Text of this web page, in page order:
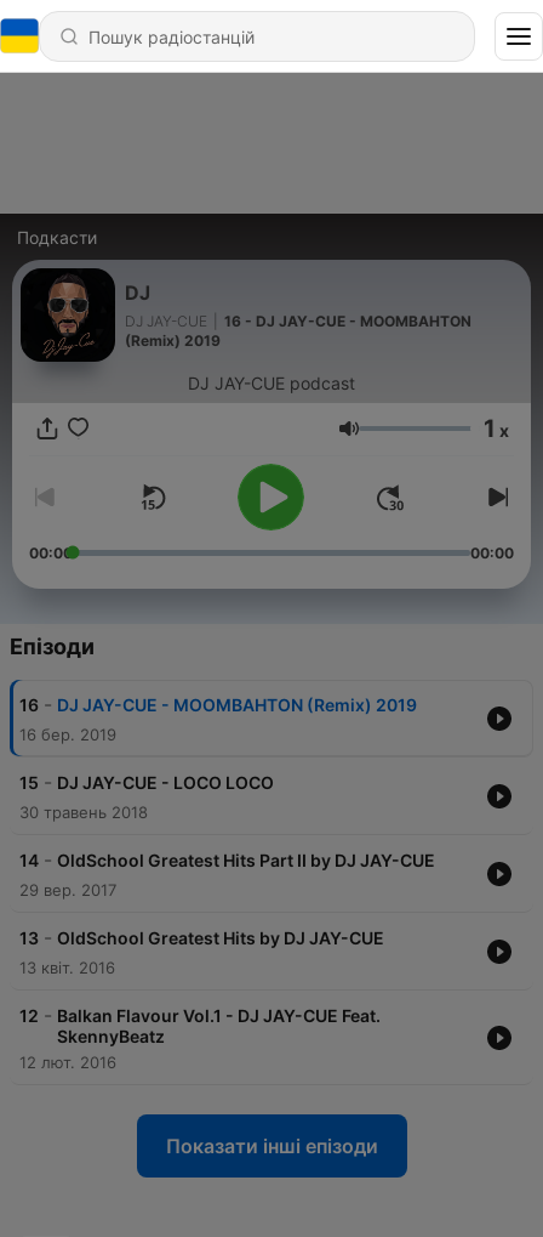
Подкасти
DJ
DJ JAY-CUE
16 - DJ JAY-CUE - MOOMBAHTON
(Remix) 2019
DJ JAY-CUE podcast
Гучність 1 x
00:00 00:00
Епізоди
16 - DJ JAY-CUE - MOOMBAHTON (Remix) 2019
16 бер. 2019
15 - DJ JAY-CUE - LOCO LOCO
30 травень 2018
14 - OldSchool Greatest Hits Part II by DJ JAY-CUE
29 вер. 2017
13 - OldSchool Greatest Hits by DJ JAY-CUE
13 квіт. 2016
12 - Balkan Flavour Vol.1 - DJ JAY-CUE Feat.
SkennyBeatz
12 лют. 2016
Показати інші епізоди